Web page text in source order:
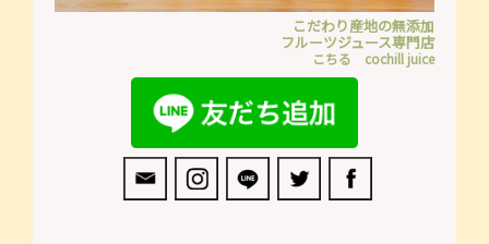
こだわり産地の無添加
フルーツジュース専門店
こちる cochill juice